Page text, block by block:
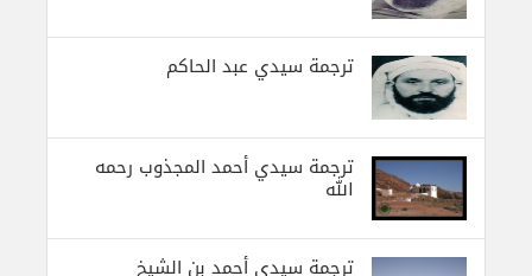
ترجمة سيدي عبد الحاكم
ترجمة سيدي أحمد المجذوب رحمه
الله
ترجمة سيدي أحمد بن الشيخ